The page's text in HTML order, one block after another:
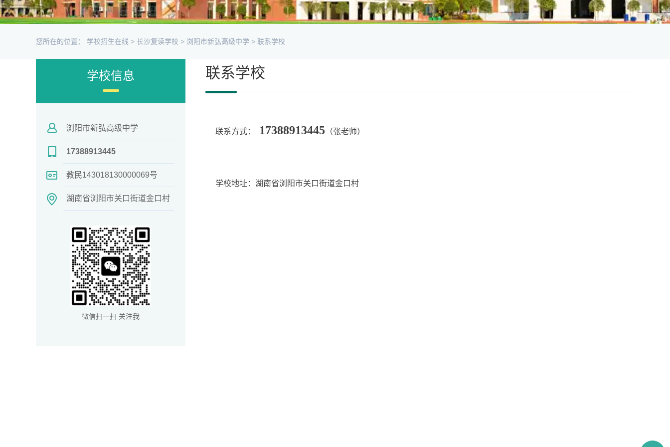
您所在的位置： 学校招生在线 > 长沙复读学校 > 浏阳市新弘高级中学 > 联系学校
学校信息
浏阳市新弘高级中学
17388913445
教民143018130000069号
湖南省浏阳市关口街道金口村
微信扫一扫 关注我
联系学校
联系方式： 17388913445 （张老师）
学校地址：湖南省浏阳市关口街道金口村